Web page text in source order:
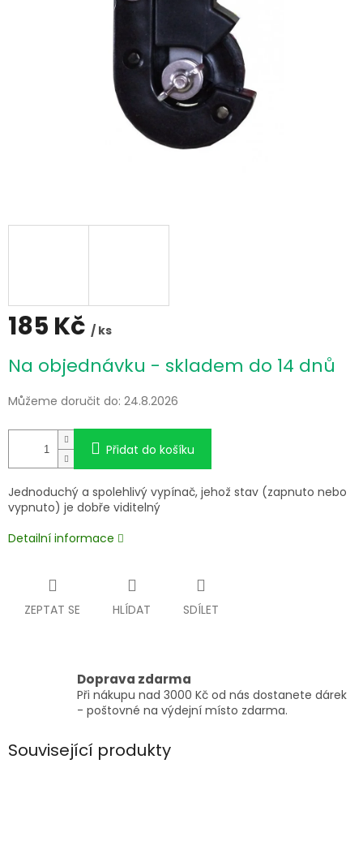
185 Kč / ks
cena:
Na objednávku - skladem do 14 dnů
Můžeme doručit do: 24.8.2026
Přidat do košíku
Jednoduchý a spolehlivý vypínač, jehož stav (zapnuto nebo
vypnuto) je dobře viditelný
Detailní informace
ZEPTAT SE HLÍDAT SDÍLET
Doprava zdarma
Při nákupu nad 3000 Kč od nás dostanete dárek
- poštovné na výdejní místo zdarma.
Související produkty